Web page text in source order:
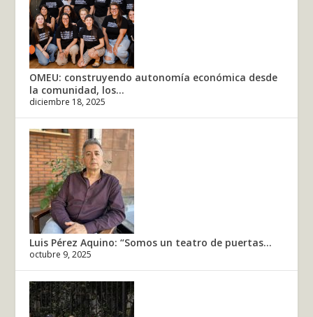
OMEU: construyendo autonomía económica desde
la comunidad, los...
diciembre 18, 2025
Luis Pérez Aquino: “Somos un teatro de puertas...
octubre 9, 2025